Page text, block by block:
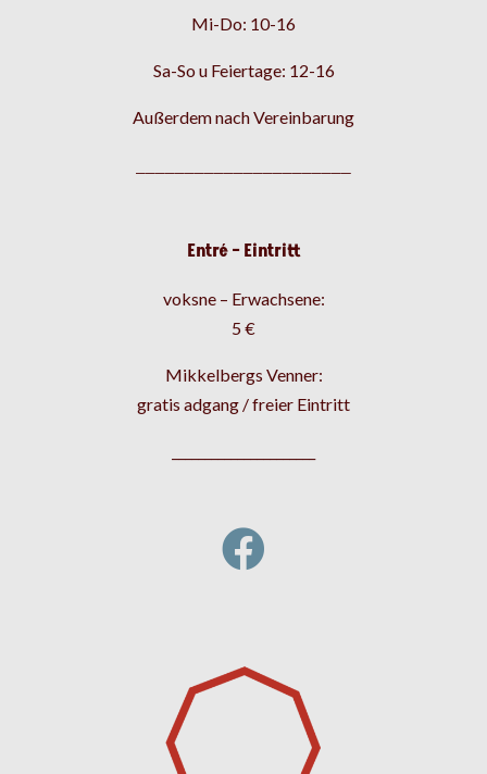
Mi-Do: 10-16
Sa-So u Feiertage: 12-16
Außerdem nach Vereinbarung
Entré – Eintritt
voksne – Erwachsene:
5 €
Mikkelbergs Venner:
gratis adgang / freier Eintritt
